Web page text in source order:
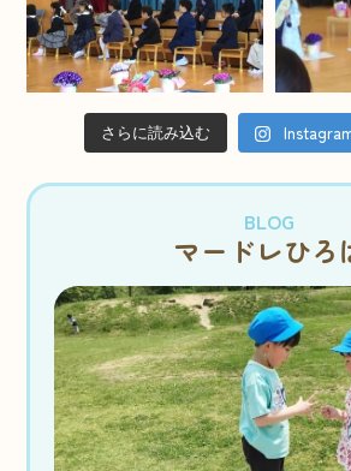
さらに読み込む
BLOG
マードレひろ